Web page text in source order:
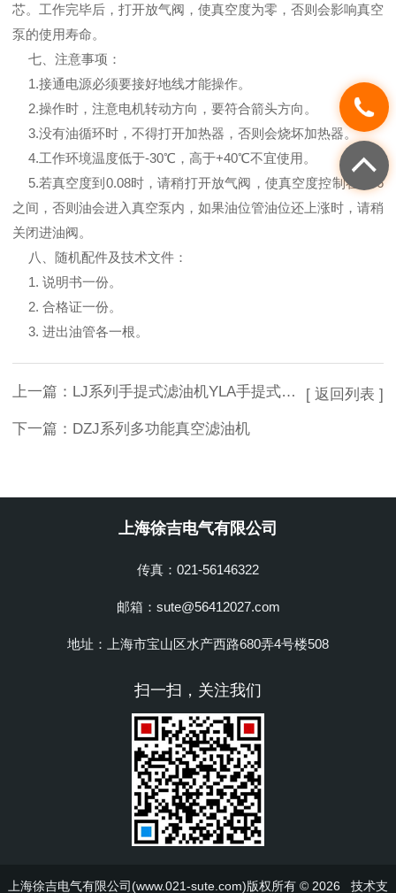
芯。工作完毕后，打开放气阀，使真空度为零，否则会影响真空
泵的使用寿命。
七、注意事项：
1.接通电源必须要接好地线才能操作。
2.操作时，注意电机转动方向，要符合箭头方向。
3.没有油循环时，不得打开加热器，否则会烧坏加热器。
4.工作环境温度低于-30℃，高于+40℃不宜使用。
5.若真空度到0.08时，请稍打开放气阀，使真空度控制在0.06
之间，否则油会进入真空泵内，如果油位管油位还上涨时，请稍
关闭进油阀。
八、随机配件及技术文件：
1. 说明书一份。
2. 合格证一份。
3. 进出油管各一根。
上一篇： LJ系列手提式滤油机YLA手提式滤油机
下一篇： DZJ系列多功能真空滤油机
[ 返回列表 ]
上海徐吉电气有限公司
传真：021-56146322
邮箱：sute@56412027.com
地址：上海市宝山区水产西路680弄4号楼508
扫一扫，关注我们
上海徐吉电气有限公司(www.021-sute.com)版权所有 © 2026 技术支